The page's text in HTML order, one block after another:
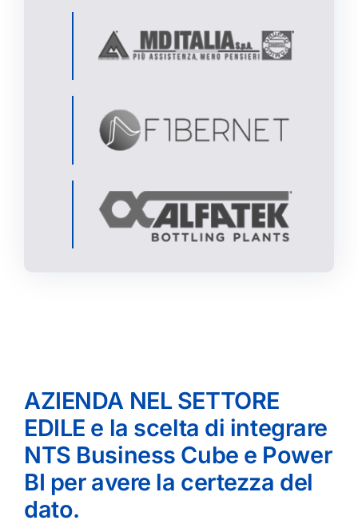
AZIENDA NEL SETTORE
EDILE e la scelta di integrare
NTS Business Cube e Power
BI per avere la certezza del
dato.